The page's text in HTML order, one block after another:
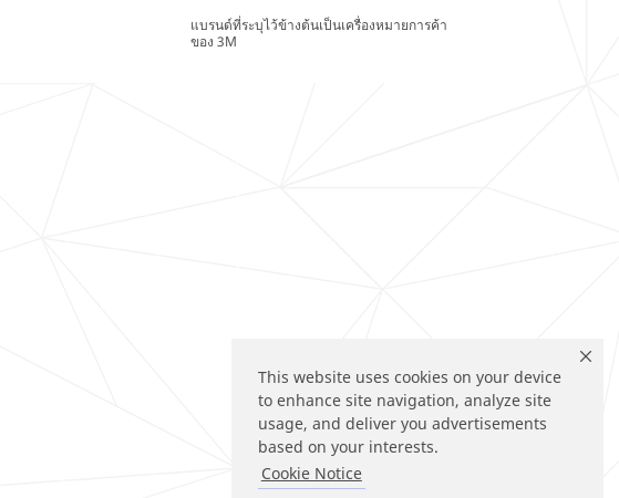
This website uses cookies on your device
to enhance site navigation, analyze site
usage, and deliver you advertisements
based on your interests.
Cookie Notice
แบรนด์ที่ระบุไว้ข้างต้นเป็นเครื่องหมายการค้า
ของ 3M